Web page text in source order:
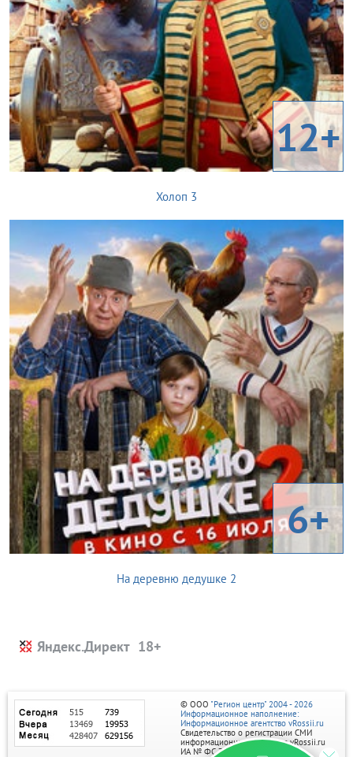
12+
Холоп 3
6+
На деревню дедушке 2
Яндекс.Директ
© ООО "Регион центр" 2004 - 2026
Информационное наполнение:
Информационное агентство vRossii.ru
Свидетельство о регистрации СМИ
информационного агентства vRossii.ru
ИА № ФС 77‑35502